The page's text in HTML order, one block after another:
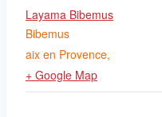
Layama Bibemus
Bibemus
aix en Provence,
+ Google Map